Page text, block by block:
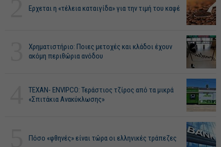
Ερχεται η «τέλεια καταιγίδα» για την τιμή του καφέ
Χρηματιστήριο: Ποιες μετοχές και κλάδοι έχουν
ακόμη περιθώρια ανόδου
ΤΕΧΑΝ- ENVIPCO: Τεράστιος τζίρος από τα μικρά
«Σπιτάκια Ανακύκλωσης»
Πόσο «φθηνές» είναι τώρα οι ελληνικές τράπεζες